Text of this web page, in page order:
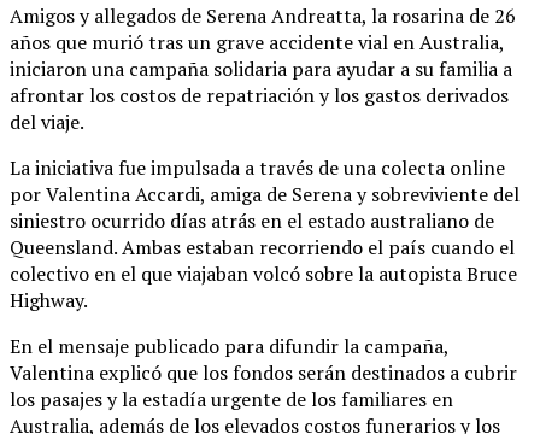
Amigos y allegados de Serena Andreatta, la rosarina de 26
años que murió tras un grave accidente vial en Australia,
iniciaron una campaña solidaria para ayudar a su familia a
afrontar los costos de repatriación y los gastos derivados
del viaje.
La iniciativa fue impulsada a través de una colecta online
por Valentina Accardi, amiga de Serena y sobreviviente del
siniestro ocurrido días atrás en el estado australiano de
Queensland. Ambas estaban recorriendo el país cuando el
colectivo en el que viajaban volcó sobre la autopista Bruce
Highway.
En el mensaje publicado para difundir la campaña,
Valentina explicó que los fondos serán destinados a cubrir
los pasajes y la estadía urgente de los familiares en
Australia, además de los elevados costos funerarios y los